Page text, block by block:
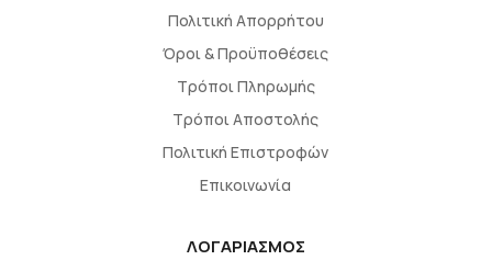
Πολιτική Απορρήτου
Όροι & Προϋποθέσεις
Τρόποι Πληρωμής
Τρόποι Αποστολής
Πολιτική Επιστροφών
Επικοινωνία
ΛΟΓΑΡΙΑΣΜΟΣ